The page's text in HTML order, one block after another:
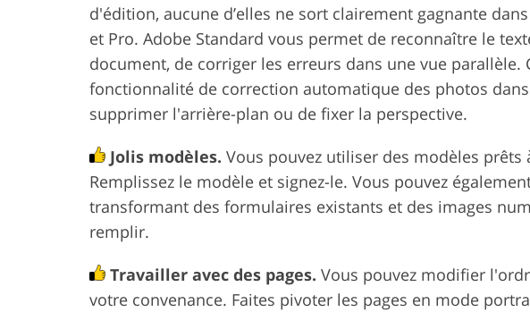
d'édition, aucune d’elles ne sort clairement gagnante
et Pro. Adobe Standard vous permet de reconnaître le
document, de corriger les erreurs dans une vue
fonctionnalité de correction automatique des photos
supprimer l'arrière-plan ou de fixer la perspective.
Jolis modèles. Vous pouvez utiliser des modèles
Remplissez le modèle et signez-le. Vous pouvez
transformant des formulaires existants et des images
remplir.
Travailler avec des pages. Vous pouvez modifier
votre convenance. Faites pivoter les pages en mode